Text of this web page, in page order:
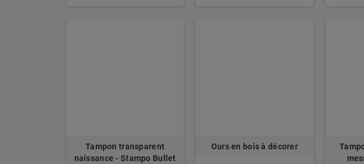
Tampon transparent
naissance - Stampo Bullet
Ours en bois à décorer